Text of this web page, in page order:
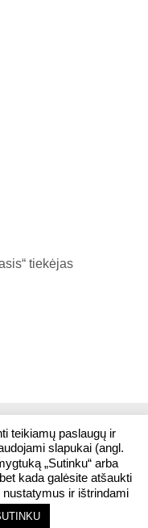
tiekėjas
UAB M Prekyba
Šiaulių r.
Jauna reklama
teikiamų paslaugų ir
slapukai (angl.
„Sutinku“ arba
kada galėsite atšaukti
ir ištrindami